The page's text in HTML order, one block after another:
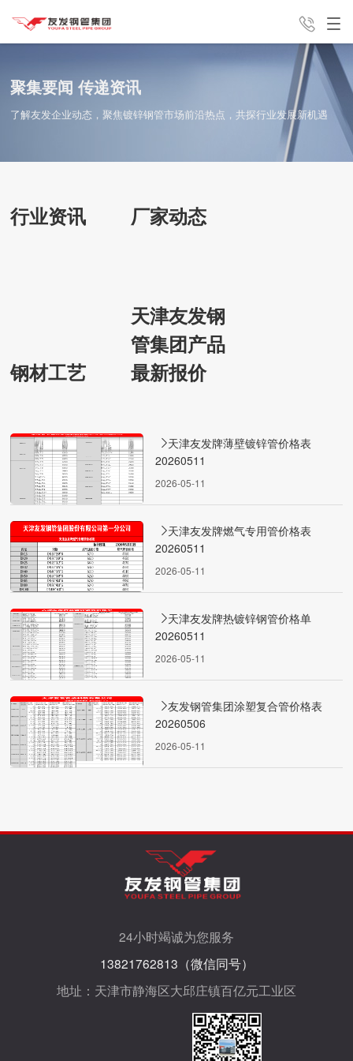
产品中心 新闻中心
友发分公 集团介绍 联系我们
销售咨询电话
聚集要闻 传递资讯
了解友发企业动态，聚焦镀锌钢管市场前沿热点，共探行业发展新机遇
行业资讯 厂家动态
钢材工艺
天津友发钢
管集团产品
最新报价
天津友发牌薄壁镀锌管价格表
20260511
2026-05-11
天津友发牌燃气专用管价格表
20260511
2026-05-11
天津友发牌热镀锌钢管价格单
20260511
2026-05-11
友发钢管集团涂塑复合管价格表
20260506
2026-05-11
24小时竭诚为您服务
13821762813（微信同号）
地址：天津市静海区大邱庄镇百亿元工业区